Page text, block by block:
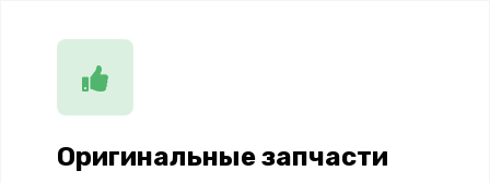
Оригинальные запчасти